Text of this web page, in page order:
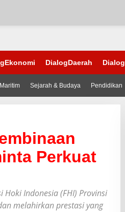
DialogDaerah
Maritim Sejarah & Budaya Pendidikan
Perkuat
Indonesia (FHI) Provinsi
melahirkan prestasi yang